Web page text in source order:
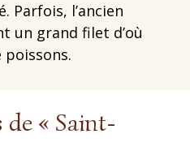
Parfois, l’ancien
un grand filet d’où
« Saint-